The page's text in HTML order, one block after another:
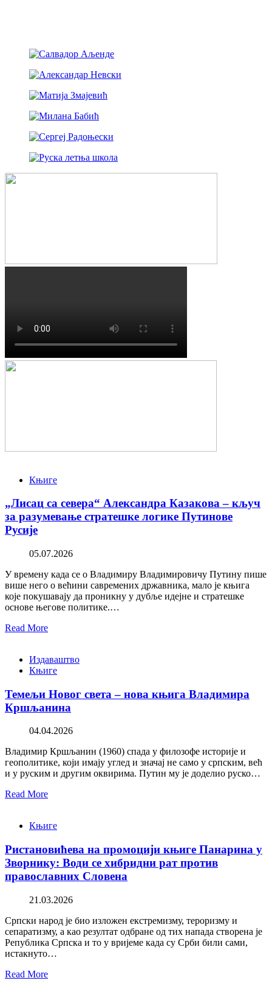
Књиге
„Лисац са севера“ Александра Казакова – кључ
за разумевање стратешке логике Путинове
Русије
05.07.2026
У времену када се о Владимиру Владимировичу Путину пише
више него о већини савремених државника, мало је књига
које покушавају да проникну у дубље идејне и стратешке
основе његове политике.…
Read More
Издаваштво
Књиге
Темељи Новог света – нова књига Владимира
Кршљанина
04.04.2026
Владимир Кршљанин (1960) спада у филозофе историје и
геополитике, који имају углед и значај не само у српским, већ
и у руским и другим оквирима. Путин му је доделио руско…
Read More
Књиге
Ристановићева на промоцији књиге Панарина у
Зворнику: Води се хибридни рат против
православних Словена
21.03.2026
Српски народ је био изложен екстремизму, тероризму и
сепаратизму, а као резултат одбране од тих напада створена је
Република Српска и то у вријеме када су Срби били сами,
истакнуто…
Read More